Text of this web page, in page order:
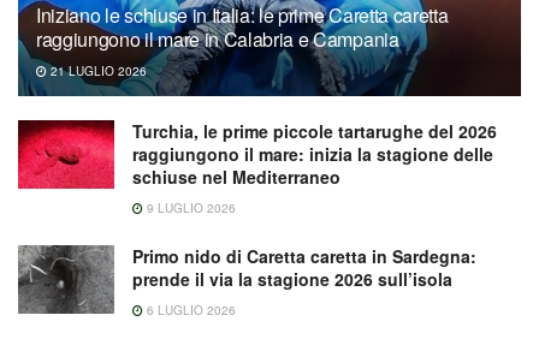
Iniziano le schiuse in Italia: le prime Caretta caretta
raggiungono il mare in Calabria e Campania
21 LUGLIO 2026
Turchia, le prime piccole tartarughe del 2026
raggiungono il mare: inizia la stagione delle
schiuse nel Mediterraneo
9 LUGLIO 2026
Primo nido di Caretta caretta in Sardegna:
prende il via la stagione 2026 sull’isola
6 LUGLIO 2026